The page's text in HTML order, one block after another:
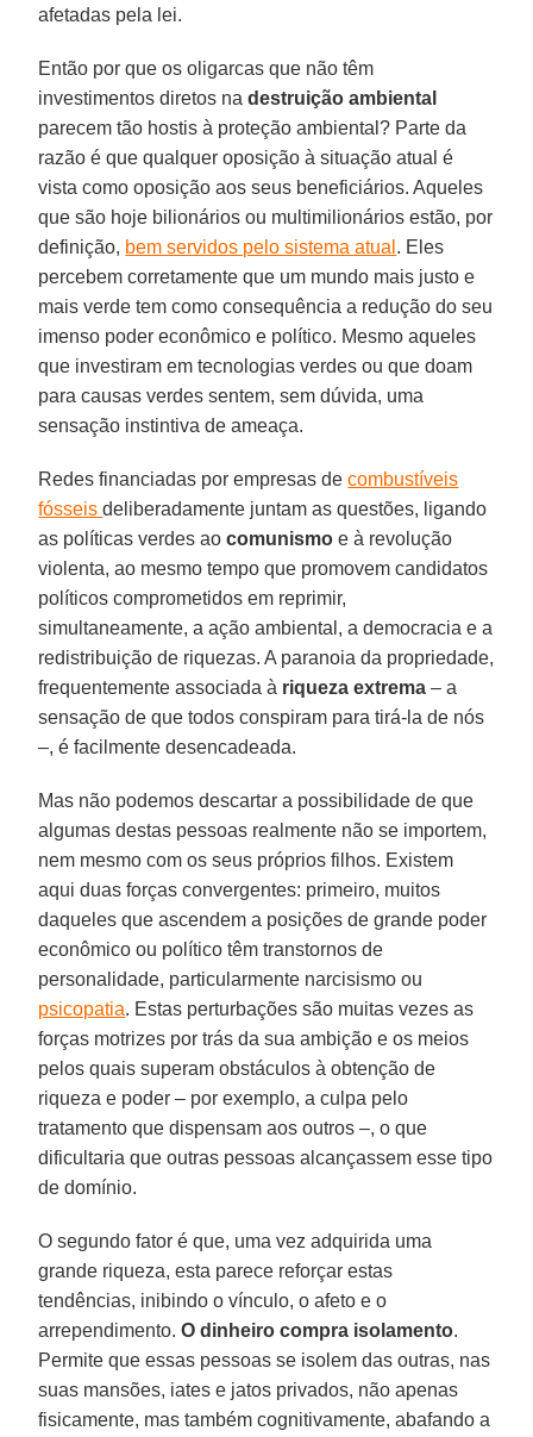
afetadas pela lei.
Então por que os oligarcas que não têm
investimentos diretos nadestruição ambiental
parecem tão hostis à proteção ambiental? Parte da
razão é que qualquer oposição à situação atual é
vista como oposição aos seus beneficiários. Aqueles
que são hoje bilionários ou multimilionários estão, por
definição, bem servidos pelo sistema atual . Eles
percebem corretamente que um mundo mais justo e
mais verde tem como consequência a redução do seu
imenso poder econômico e político. Mesmo aqueles
que investiram em tecnologias verdes ou que doam
para causas verdes sentem, sem dúvida, uma
sensação instintiva de ameaça.
Redes financiadas por empresas decombustíveis
fósseisdeliberadamente juntam as questões, ligando
as políticas verdes aocomunismo e à revolução
violenta, ao mesmo tempo que promovem candidatos
políticos comprometidos em reprimir,
simultaneamente, a ação ambiental, a democracia e a
redistribuição de riquezas. A paranoia da propriedade,
frequentemente associada à riqueza extrema – a
sensação de que todos conspiram para tirá-la de nós
–, é facilmente desencadeada.
Mas não podemos descartar a possibilidade de que
algumas destas pessoas realmente não se importem,
nem mesmo com os seus próprios filhos. Existem
aqui duas forças convergentes: primeiro, muitos
daqueles que ascendem a posições de grande poder
econômico ou político têm transtornos de
personalidade, particularmente narcisismo ou
psicopatia. Estas perturbações são muitas vezes as
forças motrizes por trás da sua ambição e os meios
pelos quais superam obstáculos à obtenção de
riqueza e poder – por exemplo, a culpa pelo
tratamento que dispensam aos outros –, o que
dificultaria que outras pessoas alcançassem esse tipo
de domínio.
O segundo fator é que, uma vez adquirida uma
grande riqueza, esta parece reforçar estas
tendências, inibindo o vínculo, o afeto e o
arrependimento.O dinheiro compra isolamento.
Permite que essas pessoas se isolem das outras, nas
suas mansões, iates e jatos privados, não apenas
fisicamente, mas também cognitivamente, abafando a